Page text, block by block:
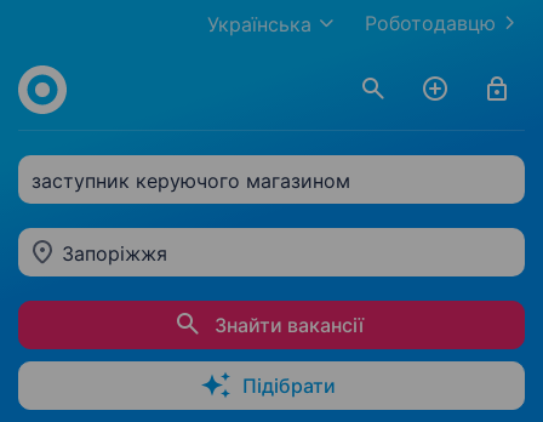
Роботодавцю
Українська
заступник керуючого магазином
Запоріжжя
Знайти вакансії
Підібрати